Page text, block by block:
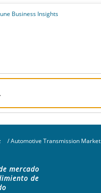
/ Automotive Transmission Market
mercado
de